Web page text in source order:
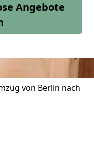
Angebote
von Berlin nach